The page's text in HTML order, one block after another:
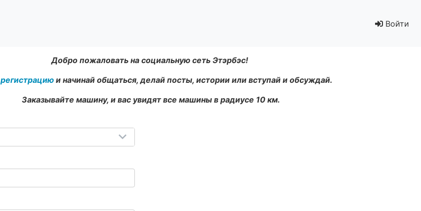
Войти
Добро пожаловать на социальную сеть Этэрбэс!
регистрацию и начинай общаться, делай посты, истории или вступай и обсуждай.
Заказывайте машину, и вас увидят все машины в радиусе 10 км.